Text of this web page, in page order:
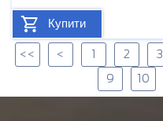
Купити
<< < 1 2 3
9
10